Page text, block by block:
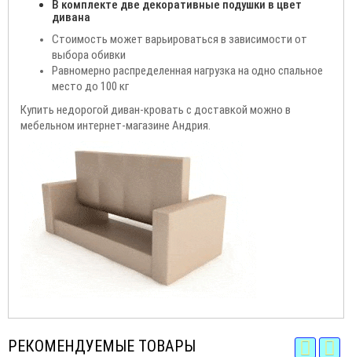
В комплекте две декоративные подушки в цвет
дивана
Стоимость может варьироваться в зависимости от
выбора обивки
Равномерно распределенная нагрузка на одно спальное
место до 100 кг
Купить недорогой диван-кровать с доставкой можно в
мебельном интернет-магазине Андрия.
РЕКОМЕНДУЕМЫЕ ТОВАРЫ